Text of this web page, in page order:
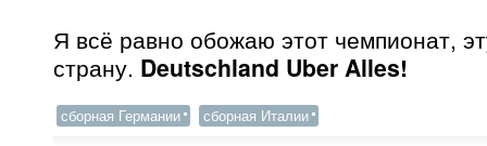
Я всё равно обожаю этот чемпионат,
страну. Deutschland Uber Alles!
сборная Германии сборная Италии